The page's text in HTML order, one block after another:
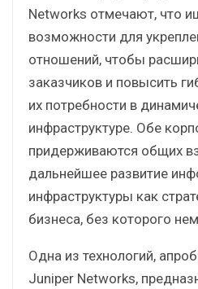
Networks отмечают, что
возможности для
отношений, чтобы
заказчиков и повысить
их потребности в
инфраструктуре. Обе
придерживаются общих
дальнейшее развитие
инфраструктуры как
бизнеса, без которого
Одна из технологий,
Juniper Networks,